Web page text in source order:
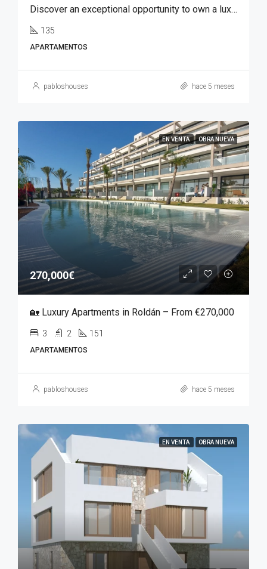
Discover an exceptional opportunity to own a luxury apartment in Font del Llop, one of the most prestigious residential golf resorts in the Costa Blanca region.
135
APARTAMENTOS
pabloshouses hace 5 meses
EN VENTA OBRA NUEVA
270,000€
🏡 Luxury Apartments in Roldán – From €270,000
3 2 151
APARTAMENTOS
pabloshouses hace 5 meses
EN VENTA OBRA NUEVA